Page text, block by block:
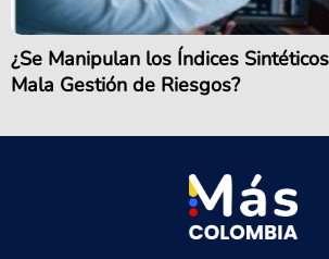
¿Se Manipulan los Índices
Mala Gestión de Riesgos?